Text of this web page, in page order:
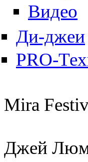
Видео
Ди-джеи
PRO-
Mira
Джей